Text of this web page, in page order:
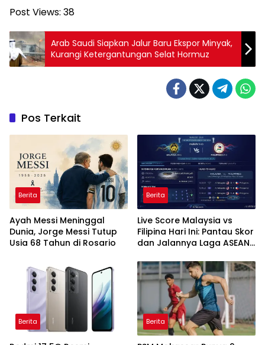
Post Views: 38
Arab Saudi Siapkan Jalur Baru Ekspor Minyak,
Kurangi Ketergantungan Selat Hormuz
Pos Terkait
Berita
Ayah Messi Meninggal
Dunia, Jorge Messi Tutup
Usia 68 Tahun di Rosario
Berita
Live Score Malaysia vs
Filipina Hari Ini: Pantau Skor
dan Jalannya Laga ASEAN
Berita Berita